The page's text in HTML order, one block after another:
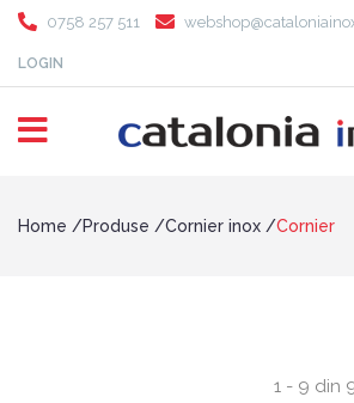
0758 257 511
LOGIN
Home Produse Cornier inox Cornier
1 - 9 din